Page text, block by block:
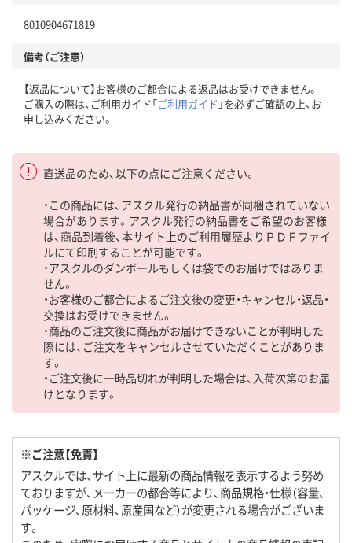
8010904671819
備考（ご注意）
【返品について】お客様のご都合による返品はお受けできません。
ご購入の際は、ご利用ガイド「ご利用ガイド 」を必ずご確認の上、お
申し込みください。
直送品のため、以下の点にご注意ください。
・この商品には、アスクル発行の納品書が同梱されていない
場合があります。アスクル発行の納品書をご希望のお客様
は、商品到着後、本サイト上のご利用履歴よりＰＤＦファイ
ルにて印刷することが可能です。
・アスクルのダンボールもしくは袋でのお届けではありま
せん。
・お客様のご都合によるご注文後の変更・キャンセル・返品・
交換はお受けできません。
・商品のご注文後に商品がお届けできないことが判明した
際には、ご注文をキャンセルさせていただくことがありま
す。
・ご注文後に一時品切れが判明した場合は、入荷次第のお届
けとなります。
※ご注意【免責】
アスクルでは、サイト上に最新の商品情報を表示するよう努め
ておりますが、メーカーの都合等により、商品規格・仕様（容量、
パッケージ、原材料、原産国など）が変更される場合がございま
す。